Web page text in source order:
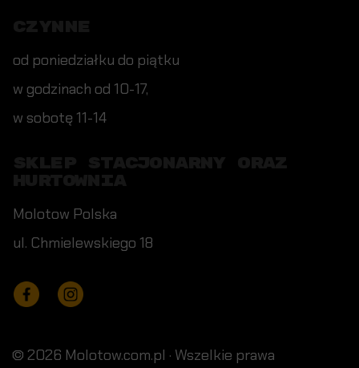
od poniedziałku do piątku
w godzinach od 10-17,
w sobotę 11-14
Molotow Polska
ul. Chmielewskiego 18
FacebookInstagram
© 2026 Molotow.com.pl · Wszelkie prawa